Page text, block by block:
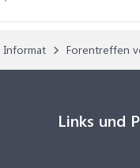
Informat Forentreffen
Links und